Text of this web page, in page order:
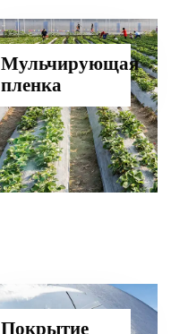
Мульчирующая
пленка
Покрытие